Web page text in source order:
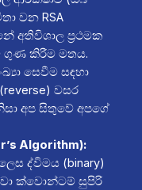
වන RSA
අතිවිශාල ප්‍රථමක
ගුණ කිරීම මතය.
සෙවීම සඳහා
වසර
අප සිතුවේ අපගේ
Algorithm):
ද්විමය (binary)
ක්වොන්ටම් සුපිරි